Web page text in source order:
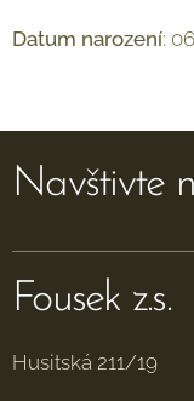
Datum narození:
Navštivte
Fousek z.s.
Husitská 211/19